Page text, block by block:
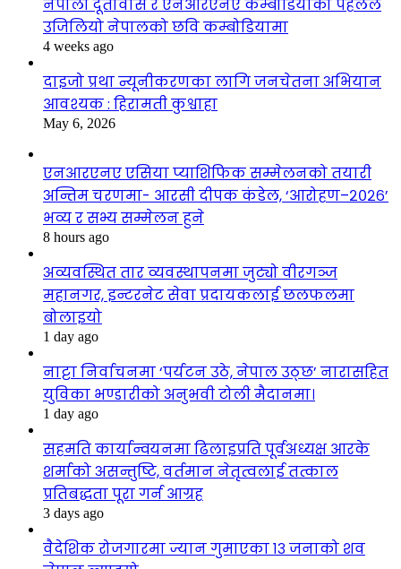
नेपाली दूतावास र एनआरएनए कम्बोडियाको पहलले
उजिलियो नेपालको छवि कम्बोडियामा
4 weeks ago
दाइजो प्रथा न्यूनीकरणका लागि जनचेतना अभियान
आवश्यक : हिरामती कुश्वाहा
May 6, 2026
एनआरएनए एसिया प्याशिफिक सम्मेलनको तयारी
अन्तिम चरणमा- आरसी दीपक कंडेल, ‘आरोहण–२०२६’
भव्य र सभ्य सम्मेलन हुने
8 hours ago
अव्यवस्थित तार व्यवस्थापनमा जुट्यो वीरगञ्ज
महानगर, इन्टरनेट सेवा प्रदायकलाई छलफलमा
बोलाइयो
1 day ago
नाट्टा निर्वाचनमा ‘पर्यटन उठे, नेपाल उठ्छ’ नारासहित
युविका भण्डारीको अनुभवी टोली मैदानमा।
1 day ago
सहमति कार्यान्वयनमा ढिलाइप्रति पूर्वअध्यक्ष आरके
शर्माको असन्तुष्टि, वर्तमान नेतृत्वलाई तत्काल
प्रतिबद्धता पूरा गर्न आग्रह
3 days ago
वैदेशिक रोजगारमा ज्यान गुमाएका १३ जनाको शव